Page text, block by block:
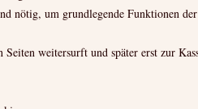
nötig, um grundlegende Funktionen
Seiten weitersurft und später erst zur